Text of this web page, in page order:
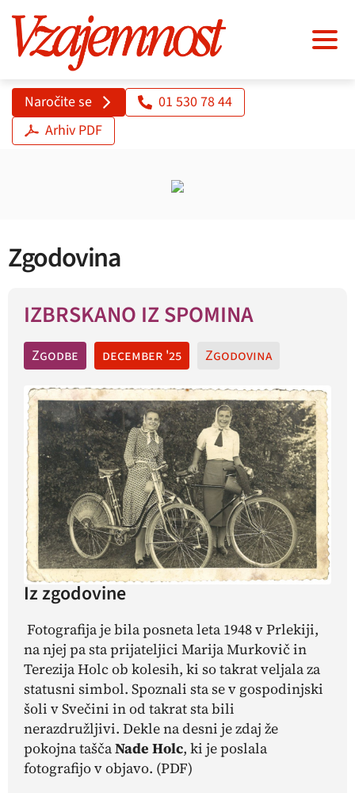
Naročite se
01 530 78 44
Arhiv PDF
Zgodovina
IZBRSKANO IZ SPOMINA
Zgodbe december '25 Zgodovina
Iz zgodovine
Fotografija je bila posneta leta 1948 v Prlekiji,
na njej pa sta prijateljici Marija Murkovič in
Terezija Holc ob kolesih, ki so takrat veljala za
statusni simbol. Spoznali sta se v gospodinjski
šoli v Svečini in od takrat sta bili
nerazdružljivi. Dekle na desni je zdaj že
pokojna taščaNade Holc, ki je poslala
fotografijo v objavo. (PDF)